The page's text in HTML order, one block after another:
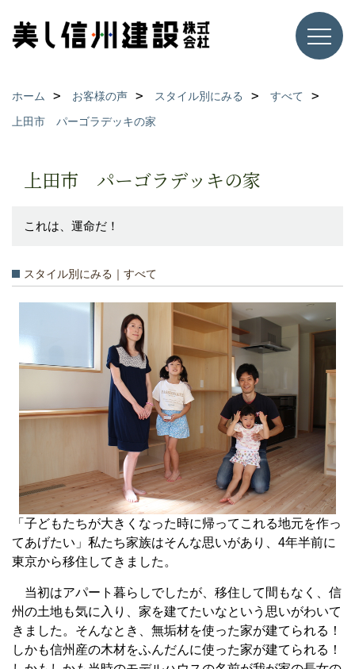
ホーム お客様の声 スタイル別にみる
すべて
上田市 パーゴラデッキの家
上田市 パーゴラデッキの家
これは、運命だ！
スタイル別にみる｜すべて
「子どもたちが大きくなった時に帰ってこれる地元を作っ
てあげたい」私たち家族はそんな思いがあり、4年半前に
東京から移住してきました。
当初はアパート暮らしでしたが、移住して間もなく、信
州の土地も気に入り、家を建てたいなという思いがわいて
きました。そんなとき、無垢材を使った家が建てられる！
しかも信州産の木材をふんだんに使った家が建てられる！